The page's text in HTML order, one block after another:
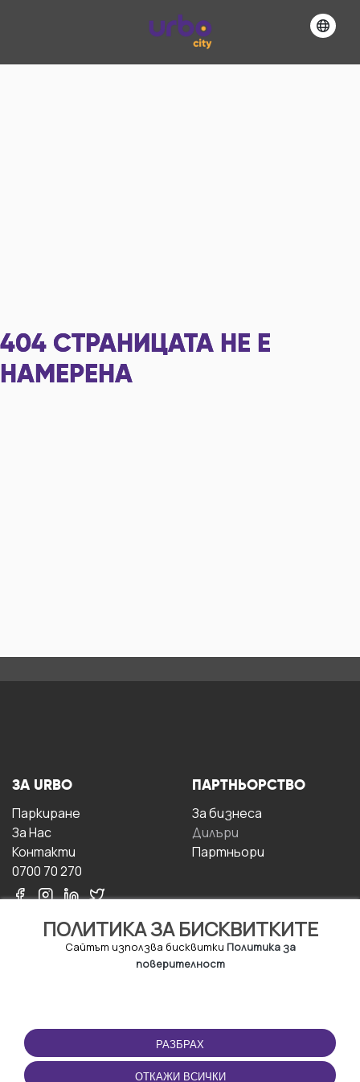
404 СТРАНИЦАТА НЕ Е
НАМЕРЕНА
ПОЛИТИКА ЗА БИСКВИТКИТЕ
Сайтът използва бисквитки Политика за
поверителност
РАЗБРАХ
ОТКАЖИ ВСИЧКИ
ЗА URBO
Паркиране
За Hас
Контакти
0700 70 270
ПАРТНЬОРСТВО
За бизнесa
Дилъри
Партньори
ПОЛЗВАНЕ
Правила и условия за
ползване
ПРИЛОЖЕНИЕТО